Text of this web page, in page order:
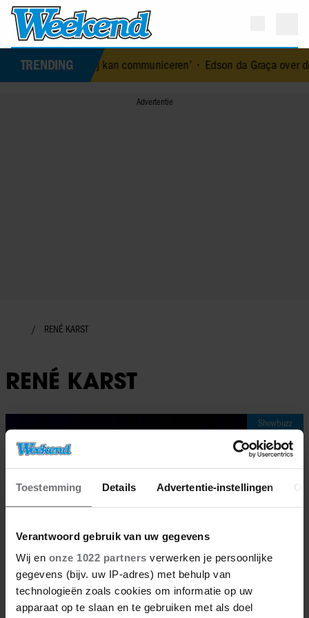
Toestemming Details Advertentie-instellingen
Verantwoord gebruik van uw gegevens
Wij en onze 1022 partners verwerken je persoonlijke
gegevens (bijv. uw IP-adres) met behulp van
technologieën zoals cookies om informatie op uw
apparaat op te slaan en te gebruiken met als doel
TRENDING
update: ‘Hij kan communiceren’•Edson da Graça over
RENÉ KARST
RENÉ KARST
Showbuzz